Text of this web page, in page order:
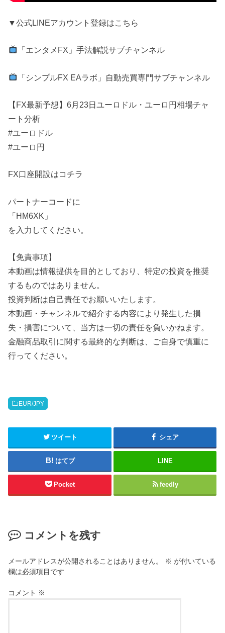
▼公式LINEアカウント登録はこちら
「エンタメFX」手法解説サブチャンネル
「シンプルFX EAラボ」自動売買専門サブチャンネル
【FX最新予想】6月23日ユーロドル・ユーロ円相場チャ
ート分析
#ユーロドル
#ユーロ円
FX口座開設はコチラ
パートナーコードに
「HM6XK」
を入力してください。
【免責事項】
本動画は情報提供を目的としており、特定の投資を推奨
するものではありません。
投資判断は自己責任でお願いいたします。
本動画・チャンネルで紹介する内容により発生した損
失・損害について、当方は一切の責任を負いかねます。
金融商品取引に関する最終的な判断は、ご自身で慎重に
行ってください。
EUR/JPY
ツイート シェア
はてブ LINE
Pocket feedly
コメントを残す
メールアドレスが公開されることはありません。 ※ が付いている
欄は必須項目です
コメント ※